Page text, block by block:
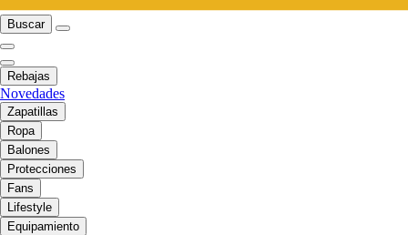
Buscar
Rebajas
Novedades
Zapatillas
Ropa
Balones
Protecciones
Fans
Lifestyle
Equipamiento